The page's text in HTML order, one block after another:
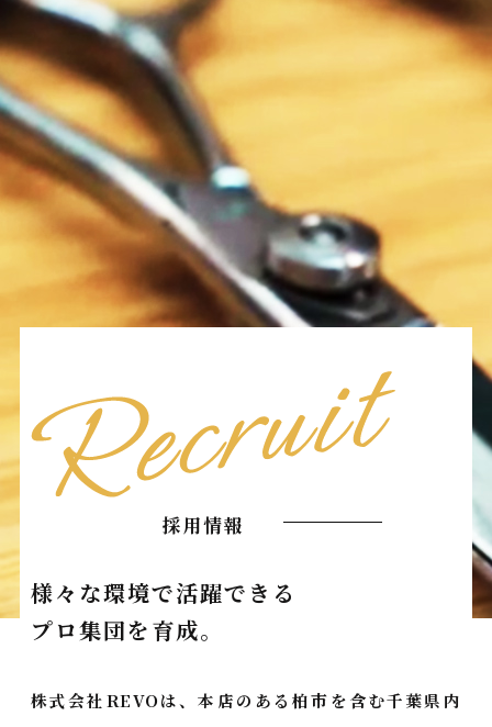
採用情報
様々な環境で活躍できる
プロ集団を育成。
株式会社REVOは、本店のある柏市を含む千葉県内